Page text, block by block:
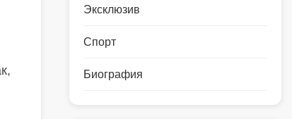
Эксклюзив
Спорт
Биография